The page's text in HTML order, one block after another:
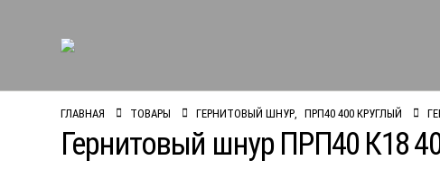
ГЛАВНАЯ ТОВАРЫ ГЕРНИТОВЫЙ ШНУР, ПРП40 400 КРУГЛЫЙ
Гернитовый шнур ПРП40 К18